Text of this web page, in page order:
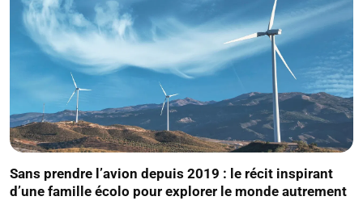
Sans prendre l’avion depuis 2019 : le récit inspirant
d’une famille écolo pour explorer le monde autrement